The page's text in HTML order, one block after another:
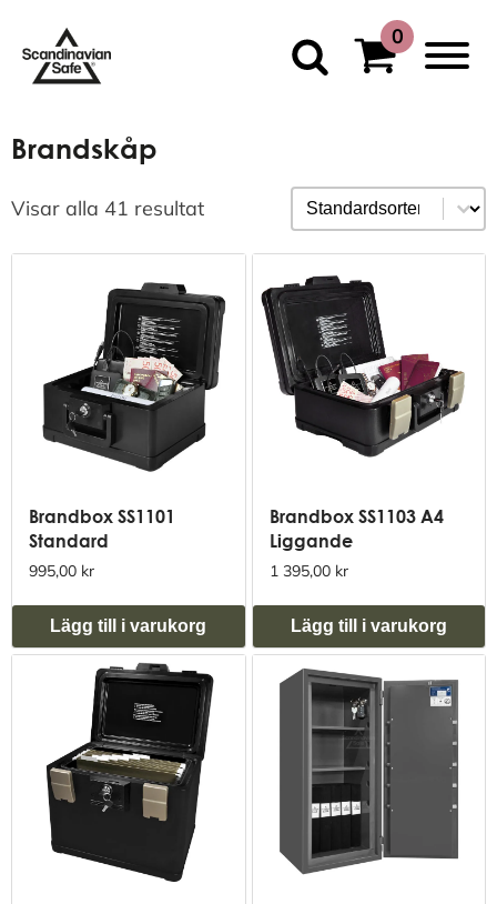
Brandskåp
Visar alla 41 resultat Sortering
Sort content
Brandbox SS1101
Standard
995,00 kr
Lägg till i varukorg
Brandbox SS1103 A4
Liggande
1 395,00 kr
Lägg till i varukorg